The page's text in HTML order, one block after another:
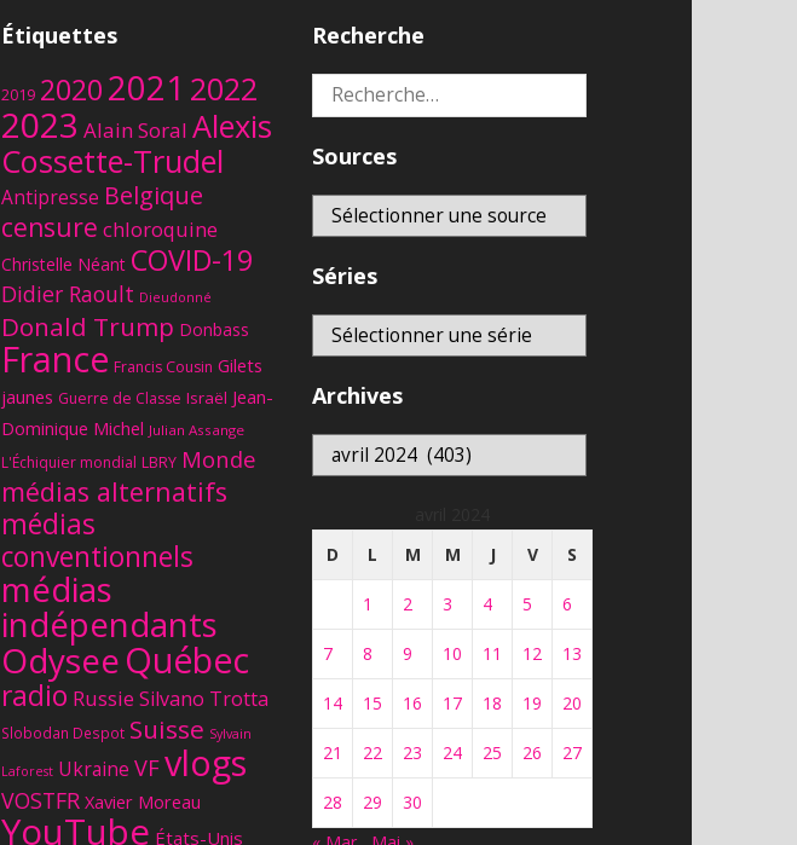
Étiquettes
2019 20202021 2022
2023 Alain Soral Alexis
Cossette-Trudel
Antipresse Belgique
censure chloroquine
Christelle Néant COVID-19
Didier Raoult Dieudonné
Donald Trump Donbass
France Francis Cousin Gilets
jaunes Guerre de Classe Israël Jean-
Dominique Michel Julian Assange
L'Échiquier mondial LBRY Monde
médias alternatifs
médias
conventionnels
médias
indépendants
OdyseeQuébec
radio Russie Silvano Trotta
Slobodan Despot Suisse Sylvain
Laforest Ukraine VFvlogs
VOSTFR Xavier Moreau
YouTube États-Unis
Recherche
Rechercher :
Sources
Séries
Archives
Archives
D
L M M J V S
1 2 3 4 5 6
7 8 9 10 11 12 13
14 15 16 17 18 19 20
21 22 23 24 25 26 27
28 29
30